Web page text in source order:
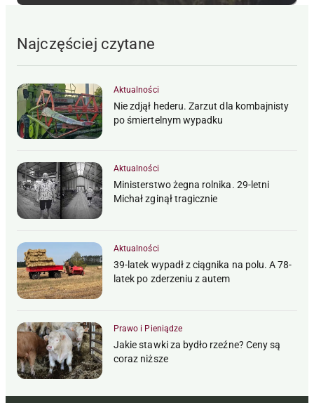
Najczęściej czytane
Aktualności
Nie zdjął hederu. Zarzut dla kombajnisty
po śmiertelnym wypadku
Aktualności
Ministerstwo żegna rolnika. 29-letni
Michał zginął tragicznie
Aktualności
39-latek wypadł z ciągnika na polu. A 78-
latek po zderzeniu z autem
Prawo i Pieniądze
Jakie stawki za bydło rzeźne? Ceny są
coraz niższe